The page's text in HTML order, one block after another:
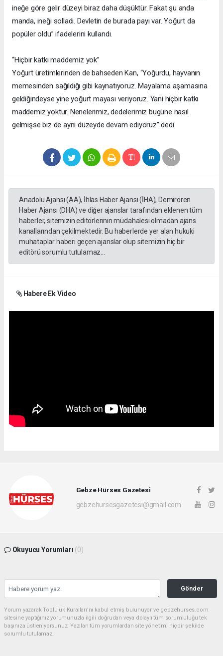
ineğe göre gelir düzeyi biraz daha düşüktür. Fakat şu anda
manda, ineği solladı. Devletin de burada payı var. Yoğurt da
popüler oldu” ifadelerini kullandı.
“Hiçbir katkı maddemiz yok”
Yoğurt üretimlerinden de bahseden Kan, “Yoğurdu, hayvanın
memesinden sağıldığı gibi kaynatıyoruz. Mayalama aşamasına
geldiğindeyse yine yoğurt mayası veriyoruz. Yani hiçbir katkı
maddemiz yoktur. Nenelerimiz, dedelerimiz bugüne nasıl
gelmişse biz de aynı düzeyde devam ediyoruz” dedi.
Anadolu Ajansı (AA), İhlas Haber Ajansı (İHA), Demirören
Haber Ajansı (DHA) ve diğer ajanslar tarafından eklenen tüm
haberler, sitemizin editörlerinin müdahalesi olmadan ajans
kanallarından çekilmektedir. Bu haberlerde yer alan hukuki
muhataplar haberi geçen ajanslar olup sitemizin hiç bir
editörü sorumlu tutulamaz...
Habere Ek Video
Gebze Hürses Gazetesi
gebzehursesgazetesi@gmail.com
Okuyucu Yorumları (0)
Gönder
Yorum yazarak Topluluk Kuralları’nı kabul etmiş bulunuyor ve gebzehurses.com
sitesine yaptığınız yorumunuzla ilgili doğrudan veya dolaylı tüm sorumluluğu tek
başınıza üstleniyorsunuz. Yazılan tüm yorumlardan site yönetimi hiçbir şekilde
sorumlu tutulamaz.